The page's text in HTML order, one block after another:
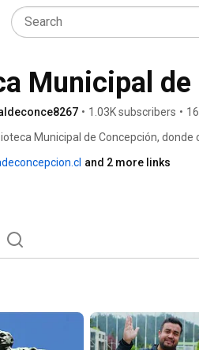
Municipal de
• 1.03K subscribers •
Municipal de Concepción,
and 2 more links